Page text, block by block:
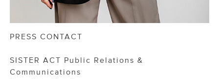
PRESS CONTACT
SISTER ACT Public Relations &
Communications